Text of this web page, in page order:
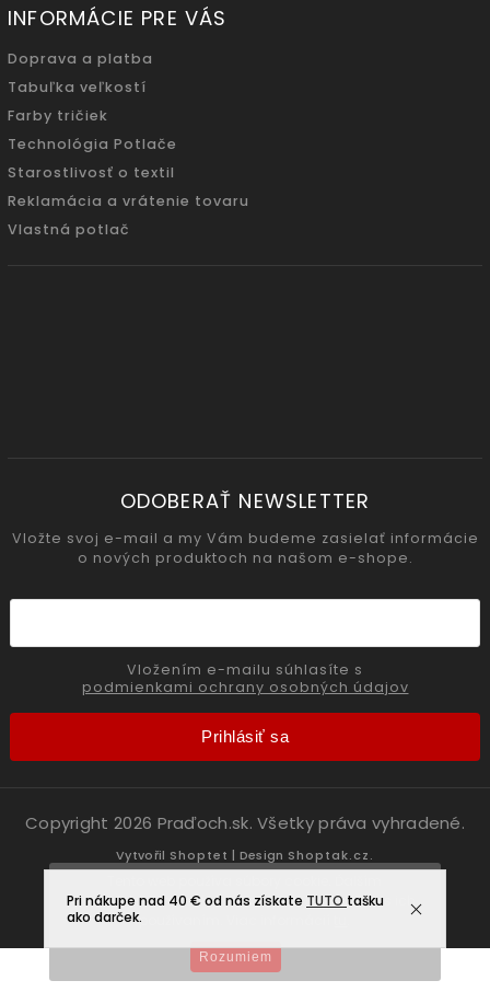
prechádzaním tohto webu vyjadrujete súhlas s ich
používaním. Viac informácií
Rozumiem
Pri nákupe nad 40 € od nás získate TUTO tašku
ako darček.
INFORMÁCIE PRE VÁS
Doprava a platba
Tabuľka veľkostí
Farby tričiek
Technológia Potlače
Starostlivosť o textil
Reklamácia a vrátenie tovaru
Vlastná potlač
ODOBERAŤ NEWSLETTER
Vložte svoj e-mail a my Vám budeme zasielať informácie
o nových produktoch na našom e-shope.
podmienkami ochrany osobných údajov
Prihlásiť sa
Copyright 2026 Praďoch.sk. Všetky práva vyhradené.
Vytvořil Shoptet | Design Shoptak.cz.